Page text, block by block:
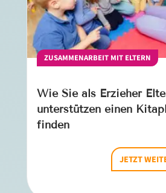
ZUSAMMENARBEIT MIT ELTERN
Wie Sie als Erzieher
unterstützen einen
finden
JETZT